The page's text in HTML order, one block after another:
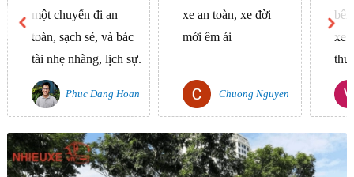
một chuyến đi an
toàn, sạch sẻ, và bác
tài nhẹ nhàng, lịch sự.
Bác rất tâm lí vì
không tham gia hoặc
câu chuyện của
khách, mình cảm...
Phuc Dang Hoan
xe an toàn, xe đời
mới êm ái
Chuong Nguyen
xe